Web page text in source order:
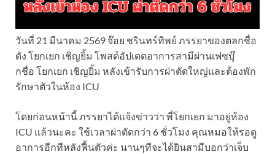
วันที่ 21 มีนาคม 2569 จ๊อย ชรินทร์ทิพย์ ภรรยาของตลกชื่อ
ดัง โยกเยก เชิญยิ้ม โพสต์อัปเดตอาการสามีผ่านเฟซบุ๊
กชื่อ โยกเยก เชิญยิ้ม หลังเข้ารับการผ่าตัดใหญ่และต้องพัก
รักษาตัวในห้อง ICU
โดยก่อนหน้านี้ ภรรยาได้แจ้งข่าวว่า พี่โยกเยก มาอยู่ห้อง
ICU แล้วนะคะ ใช้เวลาผ่าตัดกว่า 6 ชั่วโมง คุณหมอให้รอดู
อาการอีกทีหลังฟื้นตัวค่ะ นานๆทีจะได้ยินสามีบอกว่าเจ็บ